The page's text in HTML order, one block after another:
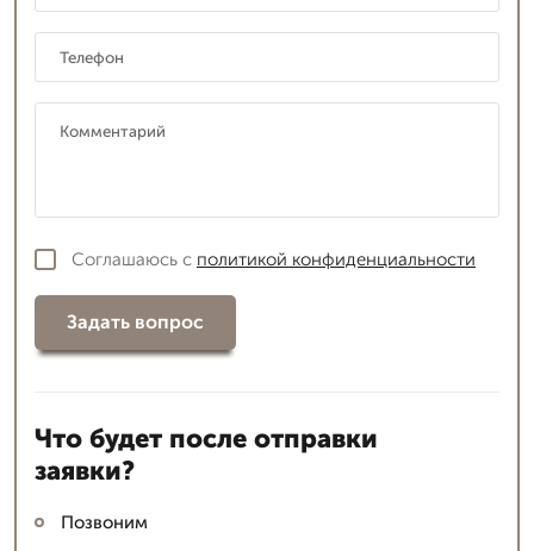
Соглашаюсь с политикой конфиденциальности
Задать вопрос
Что будет после отправки
заявки?
Позвоним